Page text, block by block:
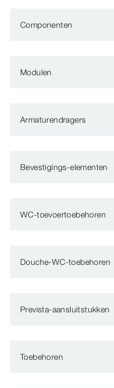
Componenten
Modulen
Armaturendragers
Bevestigings-elementen
WC-toevoertoebehoren
Douche-WC-toebehoren
Prevista-aansluitstukken
Toebehoren